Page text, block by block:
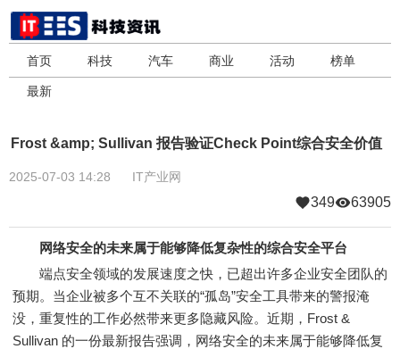
首页 科技 汽车 商业 活动 榜单
最新
Frost &amp; Sullivan 报告验证Check Point综合安全价值
2025-07-03 14:28 IT产业网
349 63905
网络安全的未来属于能够降低复杂性的综合安全平台
端点安全领域的发展速度之快，已超出许多企业安全团队的
预期。当企业被多个互不关联的“孤岛”安全工具带来的警报淹
没，重复性的工作必然带来更多隐藏风险。近期，Frost &
Sullivan 的一份最新报告强调，网络安全的未来属于能够降低复